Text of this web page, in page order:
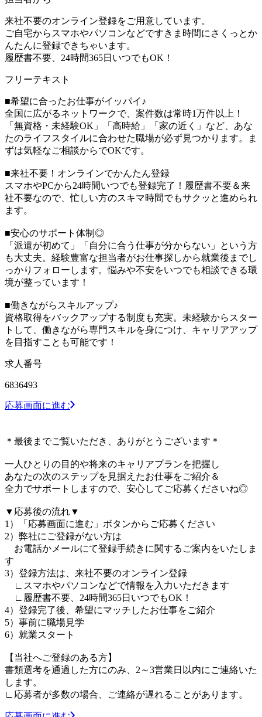
来社不要のオンライン登録をご用意しています。
ご自宅からスマホやパソコンなどですきま時間にさくっとか
んたんに登録できちゃいます。
履歴書不要、24時間365日いつでもOK！
フリーテキスト
■希望に合ったお仕事がイッパイ♪
全国に広がるネットワークで、案件数は常時1万件以上！
「無資格・未経験OK」「高時給」「家の近く」など、あな
たのライフスタイルに合わせた職場が必ず見つかります。ま
ずは気軽なご相談からでOKです。
■来社不要！オンラインでかんたん登録
スマホやPCから24時間いつでも登録完了！履歴書不要＆来
社不要なので、忙しい方のスキマ時間でもサクッと進められ
ます。
■安心のサポート体制◎
「派遣が初めて」「自分に合う仕事が分からない」という方
も大丈夫。経験豊富な担当者がお仕事探しから就業後までし
っかりフォローします。悩みや不安をいつでも相談できる環
境が整っています！
■働きながらスキルアップ♪
資格取得をバックアップする制度も充実。未経験からスター
トして、働きながら専門スキルを身につけ、キャリアアップ
を目指すことも可能です！
求人番号
6836493
応募画面に進む
＊最後までご覧いただき、ありがとうございます＊
一人ひとりの目的や将来のキャリアプランを把握し
あなたの次のステップを見据えたお仕事をご紹介＆
全力でサポートしますので、安心してご応募くださいね◎
▼応募後の流れ▼
1）「応募画面に進む」ボタンからご応募ください
2）弊社にご登録がない方は
お電話かメールにて登録手続きに関するご案内をいたしま
す
3）登録方法は、来社不要のオンライン登録
∟スマホやパソコンなどで情報を入力いただきます
∟履歴書不要、24時間365日いつでもOK！
4）登録完了後、希望にマッチしたお仕事をご紹介
5）事前に職場見学
6）就業スタート
【当社へご登録のある方】
書類選考を通過した方にのみ、2～3営業日以内にご連絡いた
します。
∟応募者が多数の場合、ご連絡が遅れることがあります。